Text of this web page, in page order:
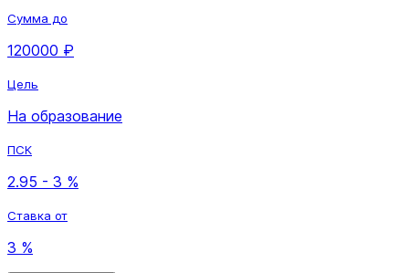
Сумма до
120000 ₽
Цель
На образование
ПСК
2.95 - 3 %
Ставка от
3 %